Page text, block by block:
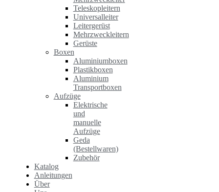
Teleskopleitern
Universalleiter
Leitergerüst
Mehrzweckleitern
Gerüste
Boxen
Aluminiumboxen
Plastikboxen
Aluminium
Transportboxen
Aufzüge
Elektrische
und
manuelle
Aufzüge
Geda
(Bestellwaren)
Zubehör
Katalog
Anleitungen
Über